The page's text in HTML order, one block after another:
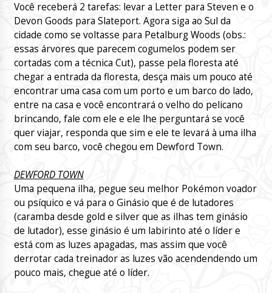
Você receberá 2 tarefas: levar a Letter para Steven e o
Devon Goods para Slateport. Agora siga ao Sul da
cidade como se voltasse para Petalburg Woods (obs.:
essas árvores que parecem cogumelos podem ser
cortadas com a técnica Cut), passe pela floresta até
chegar a entrada da floresta, desça mais um pouco até
encontrar uma casa com um porto e um barco do lado,
entre na casa e você encontrará o velho do pelicano
brincando, fale com ele e ele lhe perguntará se você
quer viajar, responda que sim e ele te levará à uma ilha
com seu barco, você chegou em Dewford Town.
DEWFORD TOWN
Uma pequena ilha, pegue seu melhor Pokémon voador
ou psíquico e vá para o Ginásio que é de lutadores
(caramba desde gold e silver que as ilhas tem ginásio
de lutador), esse ginásio é um labirinto até o líder e
está com as luzes apagadas, mas assim que você
derrotar cada treinador as luzes vão acendendendo um
pouco mais, chegue até o líder.